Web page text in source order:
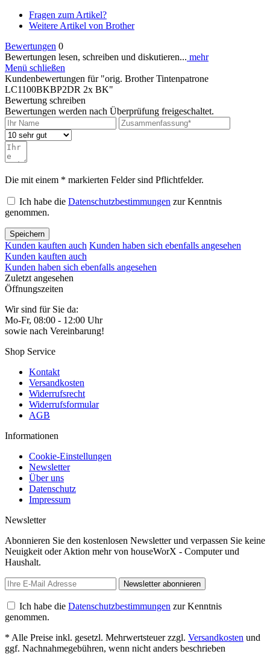
Fragen zum Artikel?
Weitere Artikel von Brother
Bewertungen 0
Bewertungen lesen, schreiben und diskutieren... mehr
Menü schließen
Kundenbewertungen für "orig. Brother Tintenpatrone
LC1100BKBP2DR 2x BK"
Bewertung schreiben
Bewertungen werden nach Überprüfung freigeschaltet.
Die mit einem * markierten Felder sind Pflichtfelder.
Ich habe die Datenschutzbestimmungen zur Kenntnis
genommen.
Speichern
Kunden kauften auch Kunden haben sich ebenfalls angesehen
Kunden kauften auch
Kunden haben sich ebenfalls angesehen
Zuletzt angesehen
Öffnungszeiten
Wir sind für Sie da:
Mo-Fr, 08:00 - 12:00 Uhr
sowie nach Vereinbarung!
Shop Service
Kontakt
Versandkosten
Widerrufsrecht
Widerrufsformular
AGB
Informationen
Cookie-Einstellungen
Newsletter
Über uns
Datenschutz
Impressum
Newsletter
Abonnieren Sie den kostenlosen Newsletter und verpassen Sie keine
Neuigkeit oder Aktion mehr von houseWorX - Computer und
Haushalt.
Newsletter abonnieren
Ich habe die Datenschutzbestimmungen zur Kenntnis
genommen.
* Alle Preise inkl. gesetzl. Mehrwertsteuer zzgl. Versandkosten und
ggf. Nachnahmegebühren, wenn nicht anders beschrieben